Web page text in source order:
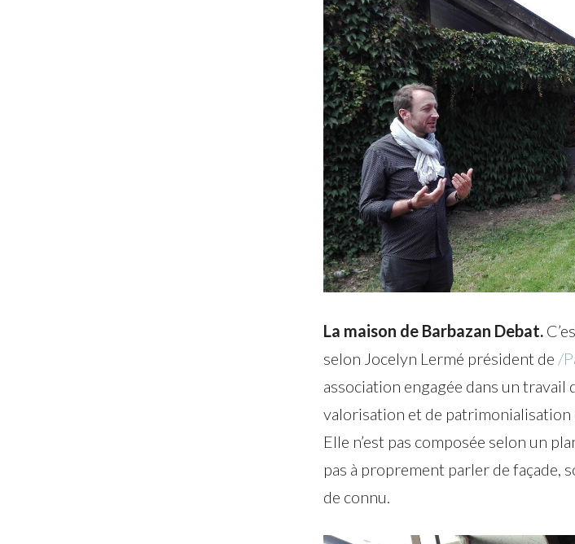
La maison de Barbazan Debat.
selon Jocelyn Lermé président de /
association engagée dans un travail
valorisation et de patrimonialisation
Elle n’est pas composée selon un
pas à proprement parler de façade,
de connu.